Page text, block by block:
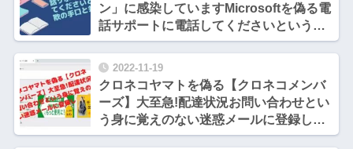
ン」に感染していますMicrosoftを偽る電
話サポートに電話してくださいという詐
欺の手口と対処法
2022-11-19
クロネコヤマトを偽る【クロネコメンバ
ーズ】大至急!配達状況お問い合わせとい
う身に覚えのない迷惑メールに登録しま
した